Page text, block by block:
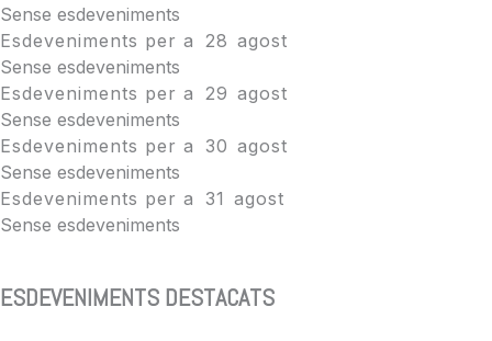
Sense esdeveniments
Esdeveniments per a
28 agost
Sense esdeveniments
Esdeveniments per a
29 agost
Sense esdeveniments
Esdeveniments per a 30 agost
Sense esdeveniments
Esdeveniments per a 31 agost
Sense esdeveniments
ESDEVENIMENTS DESTACATS